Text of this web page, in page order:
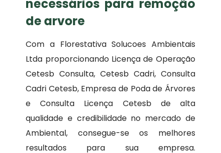
necessários para remoção
de arvore
Com a Florestativa Solucoes Ambientais
Ltda proporcionando Licença de Operação
Cetesb Consulta, Cetesb Cadri, Consulta
Cadri Cetesb, Empresa de Poda de Árvores
e Consulta Licença Cetesb de alta
qualidade e credibilidade no mercado de
Ambiental, consegue-se os melhores
resultados para sua empresa.